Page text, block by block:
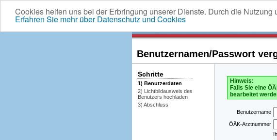
Cookies helfen uns bei der Erbringung unserer Dienste. Durch die
Erfahren Sie mehr über Datenschutz und Cookies
Benutzernamen/Passwort
Schritte
1) Benutzerdaten
2) Lichtbildausweis des
Benutzers hochladen
3) Abschluss
Hinweis:
Falls Sie eine
bearbeitet
Benutzername
ÖÄK-Arztnummer